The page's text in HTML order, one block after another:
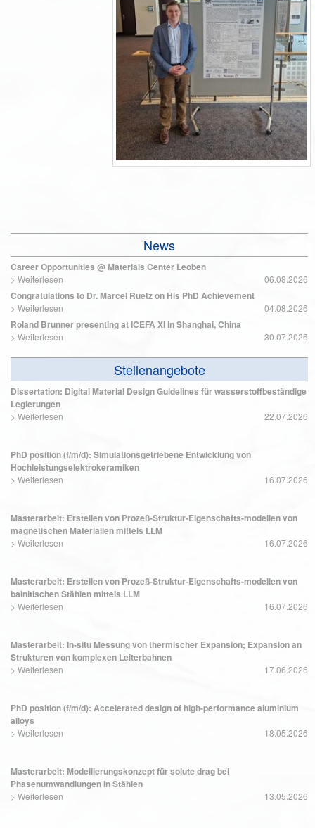
News
Career Opportunities @ Materials Center Leoben
> Weiterlesen 06.08.2026
Congratulations to Dr. Marcel Ruetz on His PhD Achievement
> Weiterlesen 04.08.2026
Roland Brunner presenting at ICEFA XI in Shanghai, China
> Weiterlesen 30.07.2026
Stellenangebote
Dissertation: Digital Material Design Guidelines für wasserstoffbeständige
Legierungen
> Weiterlesen 22.07.2026
PhD position (f/m/d): Simulationsgetriebene Entwicklung von
Hochleistungselektrokeramiken
> Weiterlesen 16.07.2026
Masterarbeit: Erstellen von Prozeß-Struktur-Eigenschafts-modellen von
magnetischen Materialien mittels LLM
> Weiterlesen 16.07.2026
Masterarbeit: Erstellen von Prozeß-Struktur-Eigenschafts-modellen von
bainitischen Stählen mittels LLM
> Weiterlesen 16.07.2026
Masterarbeit: In-situ Messung von thermischer Expansion; Expansion an
Strukturen von komplexen Leiterbahnen
> Weiterlesen 17.06.2026
PhD position (f/m/d): Accelerated design of high-performance aluminium
alloys
> Weiterlesen 18.05.2026
Masterarbeit: Modellierungskonzept für solute drag bei
Phasenumwandlungen in Stählen
> Weiterlesen 13.05.2026